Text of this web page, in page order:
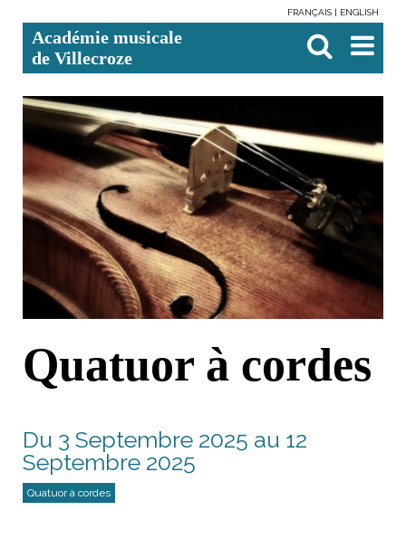
contenu.
Aller
à
navigation
personnels
FRANÇAIS ENGLISH
Académie musicale
de Villecroze

avancée…
Quatuor à cordes
Du 3 Septembre 2025 au 12
Septembre 2025
Quatuor à cordes